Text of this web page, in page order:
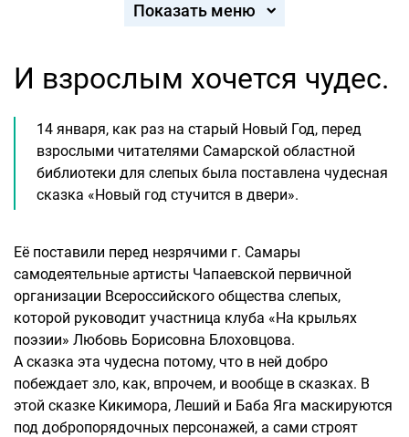
Показать меню
И взрослым хочется чудес.
14 января, как раз на старый Новый Год, перед
взрослыми читателями Самарской областной
библиотеки для слепых была поставлена чудесная
сказка «Новый год стучится в двери».
Её поставили перед незрячими г. Самары
самодеятельные артисты Чапаевской первичной
организации Всероссийского общества слепых,
которой руководит участница клуба «На крыльях
поэзии» Любовь Борисовна Блоховцова.
А сказка эта чудесна потому, что в ней добро
побеждает зло, как, впрочем, и вообще в сказках. В
этой сказке Кикимора, Леший и Баба Яга маскируются
под добропорядочных персонажей, а сами строят